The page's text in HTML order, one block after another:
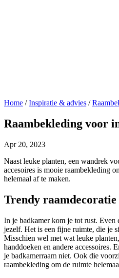
Home / Inspiratie & advies /
Raambekleding voor
Apr 20, 2023
Naast leuke planten, een wandrek
accesoires is mooie raambekleding
helemaal af te maken.
Trendy
In je badkamer kom je tot rust. Even
jezelf. Het is een fijne ruimte, die je
Misschien wel met wat leuke
handdoeken en andere accessoires.
je badkamerraam niet. Ook die
raambekleding om de ruimte